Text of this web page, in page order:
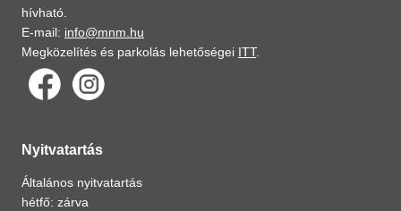
hívható.
E-mail: info@mnm.hu
Megközelítés és parkolás lehetőségei ITT.
Nyitvatartás
Általános nyitvatartás
hétfő: zárva